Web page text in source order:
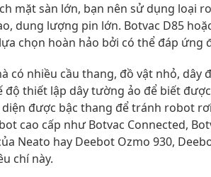
mặt sàn lớn, bạn nên sử dụng loại
dung lượng pin lớn. Botvac D85
chọn hoàn hảo bởi có thể đáp ứng
có nhiều cầu thang, đồ vật nhỏ,
độ thiết lập dây tường ảo để biết
diện được bậc thang để tránh robot
cao cấp như Botvac Connected,
Neato hay Deebot Ozmo 930,
chí này.